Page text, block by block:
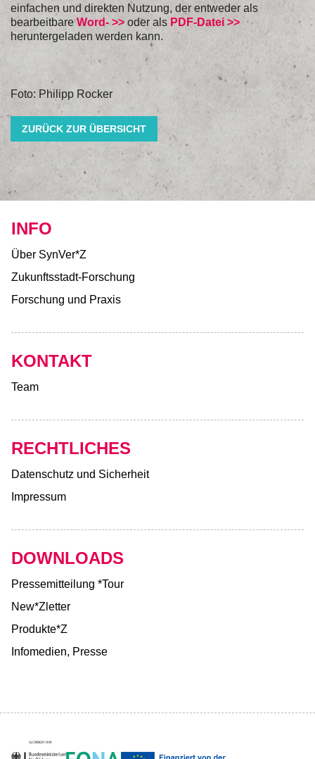
einfachen und direkten Nutzung, der entweder als
bearbeitbareWord- >> oder als PDF-Datei >>
heruntergeladen werden kann.
Foto: Philipp Rocker
ZURÜCK ZUR ÜBERSICHT
INFO
Über SynVer*Z
Zukunftsstadt-Forschung
Forschung und Praxis
KONTAKT
Team
RECHTLICHES
Datenschutz und Sicherheit
Impressum
DOWNLOADS
Pressemitteilung *Tour
New*Zletter
Produkte*Z
Infomedien, Presse